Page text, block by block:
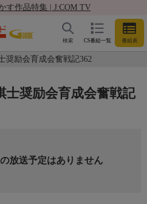
す作品特集 | J:COM TV
CS番組一覧 番組表
検索
奨励会育成会奮戦記362
奨励会育成会奮戦記
放送予定はありません